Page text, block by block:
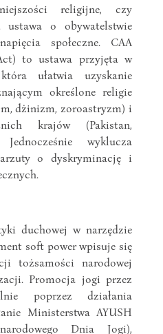
religijne, czy
ustawa o obywatelstwie
społeczne. CAA
to ustawa przyjęta w
ułatwia uzyskanie
określone religie
dżinizm, zoroastryzm) i
krajów (Pakistan,
wyklucza
o dyskryminację i
duchowej w narzędzie
soft power wpisuje się
tożsamości narodowej
Promocja jogi przez
poprzez działania
Ministerstwa AYUSH
Dnia Jogi),